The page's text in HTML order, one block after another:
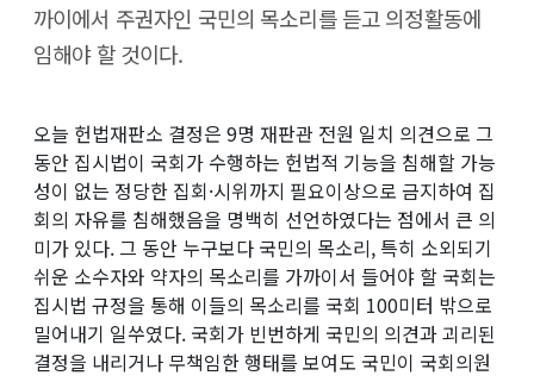
까이에서 주권자인 국민의 목소리를 듣고 의정활동에
임해야 할 것이다.
오늘 헌법재판소 결정은 9명 재판관 전원 일치 의견으로 그
동안 집시법이 국회가 수행하는 헌법적 기능을 침해할 가능
성이 없는 정당한 집회·시위까지 필요이상으로 금지하여 집
회의 자유를 침해했음을 명백히 선언하였다는 점에서 큰 의
미가 있다. 그 동안 누구보다 국민의 목소리, 특히 소외되기
쉬운 소수자와 약자의 목소리를 가까이서 들어야 할 국회는
집시법 규정을 통해 이들의 목소리를 국회 100미터 밖으로
밀어내기 일쑤였다. 국회가 빈번하게 국민의 의견과 괴리된
결정을 내리거나 무책임한 행태를 보여도 국민이 국회의원